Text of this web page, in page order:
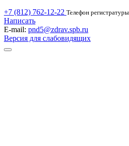
+7 (812) 762-12-22 Телефон
Написать
E-mail: pnd5@zdrav.spb.ru
Версия для слабовидящих